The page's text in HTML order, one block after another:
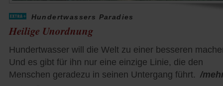
Hundertwassers Paradies
Heilige Unordnung
Hundertwasser will die Welt zu einer besseren
Und es gibt für ihn nur eine einzige Linie, die den
Menschen geradezu in seinen Untergang führt. /